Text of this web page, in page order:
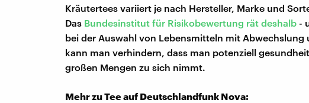
Kräutertees variiert je nach Hersteller, Marke und
Das Bundesinstitut für Risikobewertung rät deshalb -
bei der Auswahl von Lebensmitteln mit Abwechslung
kann man verhindern, dass man potenziell
großen Mengen zu sich nimmt.
Mehr zu Tee auf Deutschlandfunk Nova: